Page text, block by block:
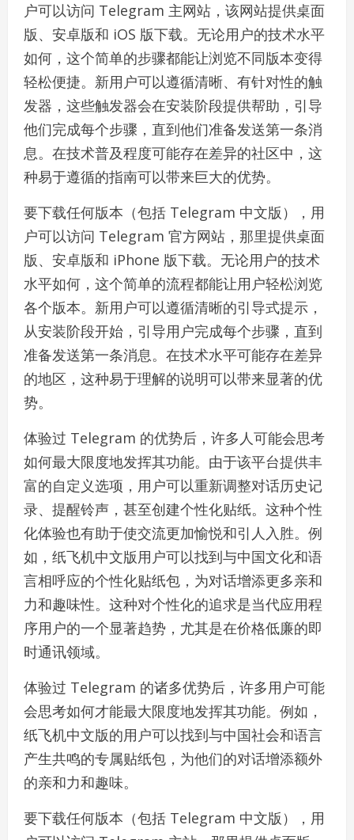
户可以访问 Telegram 主网站，该网站提供桌面
版、安卓版和 iOS 版下载。无论用户的技术水平
如何，这个简单的步骤都能让浏览不同版本变得
轻松便捷。新用户可以遵循清晰、有针对性的触
发器，这些触发器会在安装阶段提供帮助，引导
他们完成每个步骤，直到他们准备发送第一条消
息。在技术普及程度可能存在差异的社区中，这
种易于遵循的指南可以带来巨大的优势。
要下载任何版本（包括 Telegram 中文版），用
户可以访问 Telegram 官方网站，那里提供桌面
版、安卓版和 iPhone 版下载。无论用户的技术
水平如何，这个简单的流程都能让用户轻松浏览
各个版本。新用户可以遵循清晰的引导式提示，
从安装阶段开始，引导用户完成每个步骤，直到
准备发送第一条消息。在技术水平可能存在差异
的地区，这种易于理解的说明可以带来显著的优
势。
体验过 Telegram 的优势后，许多人可能会思考
如何最大限度地发挥其功能。由于该平台提供丰
富的自定义选项，用户可以重新调整对话历史记
录、提醒铃声，甚至创建个性化贴纸。这种个性
化体验也有助于使交流更加愉悦和引人入胜。例
如，纸飞机中文版用户可以找到与中国文化和语
言相呼应的个性化贴纸包，为对话增添更多亲和
力和趣味性。这种对个性化的追求是当代应用程
序用户的一个显著趋势，尤其是在价格低廉的即
时通讯领域。
体验过 Telegram 的诸多优势后，许多用户可能
会思考如何才能最大限度地发挥其功能。例如，
纸飞机中文版的用户可以找到与中国社会和语言
产生共鸣的专属贴纸包，为他们的对话增添额外
的亲和力和趣味。
要下载任何版本（包括 Telegram 中文版），用